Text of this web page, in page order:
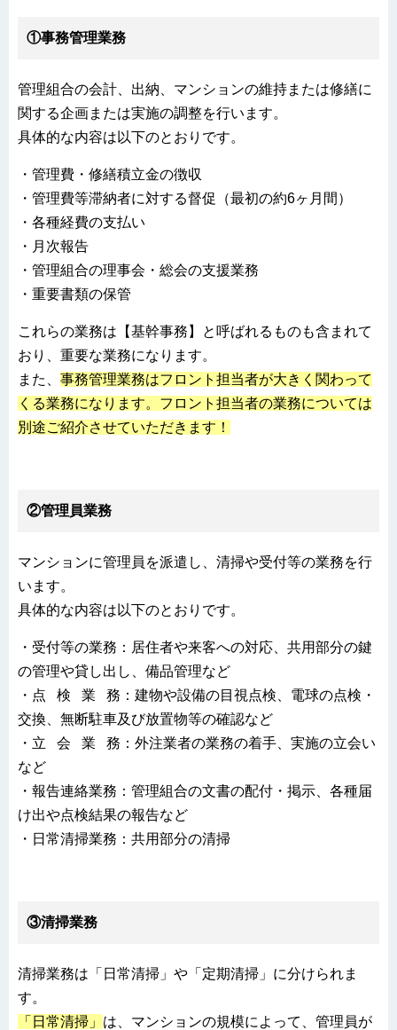
①事務管理業務
管理組合の会計、出納、マンションの維持または修繕に
関する企画または実施の調整を行います。
具体的な内容は以下のとおりです。
・管理費・修繕積立金の徴収
・管理費等滞納者に対する督促（最初の約6ヶ月間）
・各種経費の支払い
・月次報告
・管理組合の理事会・総会の支援業務
・重要書類の保管
これらの業務は【基幹事務】と呼ばれるものも含まれて
おり、重要な業務になります。
また、 事務管理業務はフロント担当者が大きく関わって
くる業務になります。フロント担当者の業務については
別途ご紹介させていただきます！
②管理員業務
マンションに管理員を派遣し、清掃や受付等の業務を行
います。
具体的な内容は以下のとおりです。
・受付等の業務：居住者や来客への対応、共用部分の鍵
の管理や貸し出し、備品管理など
・点 検 業 務：建物や設備の目視点検、電球の点検・
交換、無断駐車及び放置物等の確認など
・立 会 業 務：外注業者の業務の着手、実施の立会い
など
・報告連絡業務：管理組合の文書の配付・掲示、各種届
け出や点検結果の報告など
・日常清掃業務：共用部分の清掃
③清掃業務
清掃業務は「日常清掃」や「定期清掃」に分けられま
す。
「日常清掃」 は、マンションの規模によって、管理員が